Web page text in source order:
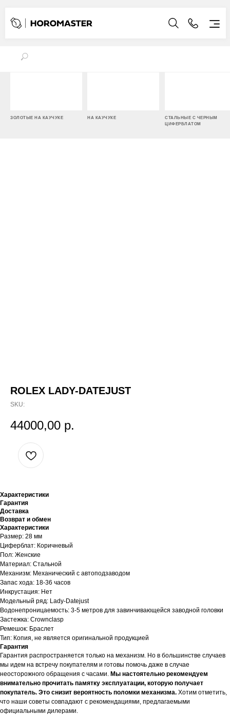
ЗОЛОТЫЕ НА КАУЧУКЕ НА КАУЧУКЕ
СТАЛЬНЫЕ С ЧЕРНЫМ
ЦИФЕРБЛАТОМ
ROLEX LADY-DATEJUST
SKU:
44000,00 р.
Характеристики
Гарантия
Доставка
Возврат и обмен
Характеристики
Размер: 28 мм
Циферблат: Коричневый
Пол: Женские
Материал: Стальной
Механизм: Механический с автоподзаводом
Запас хода: 18-36 часов
Инкрустация: Нет
Модельный ряд: Lady-Datejust
Водонепроницаемость: 3-5 метров для завинчивающейся заводной головки
Застежка: Crownclasp
Ремешок: Браслет
Тип: Копия, не является оригинальной продукцией
Гарантия
Гарантия распространяется только на механизм. Но в большинстве случаев
мы идем на встречу покупателям и готовы помочь даже в случае
неосторожного обращения с часами. Мы настоятельно рекомендуем
внимательно прочитать памятку эксплуатации, которую получает
покупатель. Это снизит вероятность поломки механизма. Хотим отметить,
что наши советы совпадают с рекомендациями, предлагаемыми
официальными дилерами.